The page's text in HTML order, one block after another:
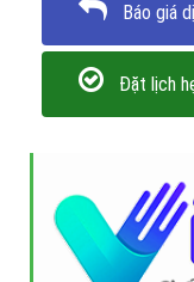
Báo giá
Đặt lịch